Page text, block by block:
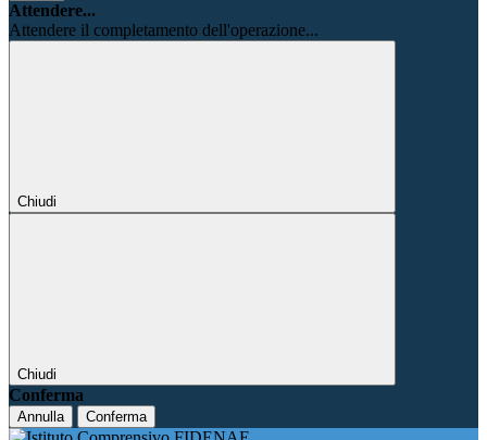
Attendere...
Attendere il completamento dell'operazione...
Chiudi
Chiudi
Conferma
Annulla Conferma